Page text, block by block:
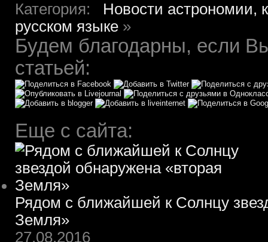
Категория: Новости астрономии,
русском языке »
Будем благодарны, если
статьей:
Еще с сайта:
Рядом с ближайшей к Солнцу
Земля»
27.08.2016